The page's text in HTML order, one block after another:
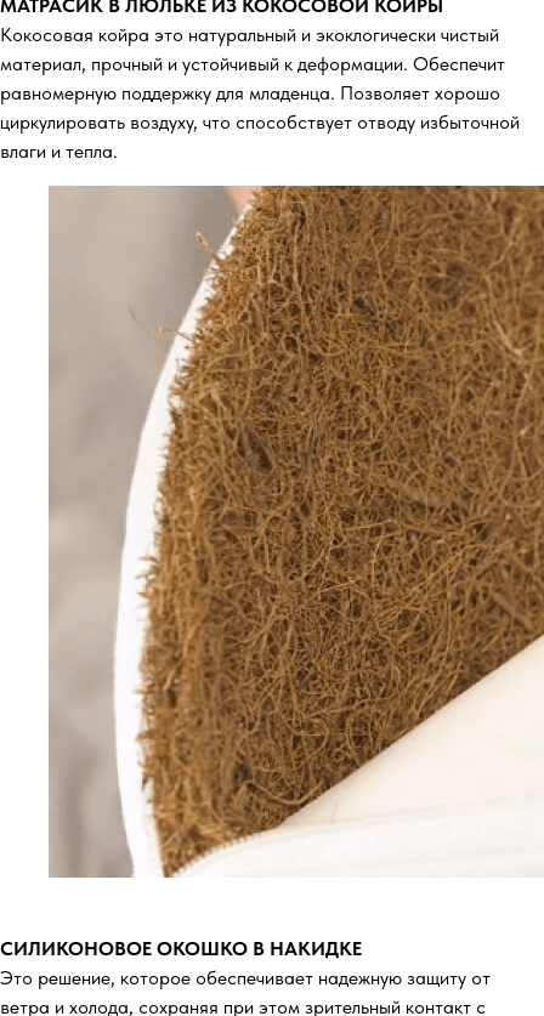
МАТРАСИК В ЛЮЛЬКЕ ИЗ КОКОСОВОЙ КОЙРЫ
Кокосовая койра это натуральный и экоклогически чистый
материал, прочный и устойчивый к деформации. Обеспечит
равномерную поддержку для младенца. Позволяет хорошо
циркулировать воздуху, что способствует отводу избыточной
влаги и тепла.
СИЛИКОНОВОЕ ОКОШКО В НАКИДКЕ
Это решение, которое обеспечивает надежную защиту от
ветра и холода, сохраняя при этом зрительный контакт с